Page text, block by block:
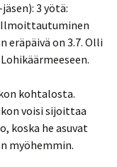
3 yötä:
Ilmoittautuminen
eräpäivä on 3.7. Olli
kohtalosta.
voisi sijoittaa
koska he asuvat
myöhemmin.